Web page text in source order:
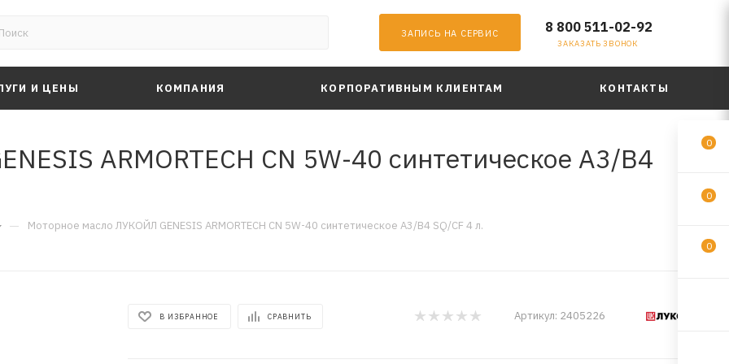
ЗАПИСЬ НА СЕРВИС 8 800 511-02-92
ЗАКАЗАТЬ ЗВОНОК
И ЦЕНЫ КОМПАНИЯ КОРПОРАТИВНЫМ КЛИЕНТАМ КОНТАКТЫ
ARMORTECH CN 5W-40 синтетическое A3/B4
— Моторное масло ЛУКОЙЛ GENESIS ARMORTECH CN 5W-40 синтетическое A3/B4 SQ/CF 4 л.
В ИЗБРАННОЕ СРАВНИТЬ Артикул: 2405226
0
0
0